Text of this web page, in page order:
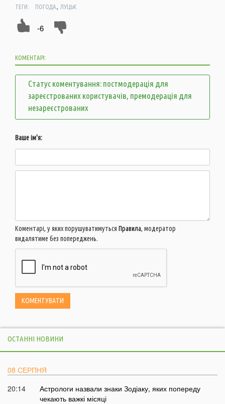
ТЕГИ: ПОГОДА, ЛУЦЬК
-6
КОМЕНТАРІ:
Статус коментування: постмодерація для
зареєстрованих користувачів, премодерація для
незареєстрованих
Ваше ім'я:
Коментарі, у яких порушуватимуться Правила, модератор
видалятиме без попереджень.
ОСТАННІ НОВИНИ
08 СЕРПНЯ
20:14
Астрологи назвали знаки Зодіаку, яких попереду
чекають важкі місяці